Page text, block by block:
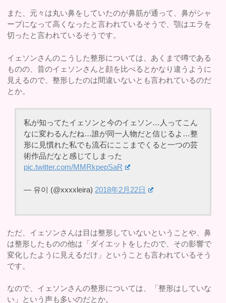
また、元々は丸い鼻をしていたのが鼻筋が通って、鼻がシャ
ープになって高くなったと言われているそうで、顎はエラを
切ったと言われているそうです。
イェソンさんのこうした整形については、あくまで噂である
ものの、昔のイェソンさんと顔を比べるとかなり違うように
見えるので、整形したのは間違いないとも言われているのだ
とか。
私が知ってたイェソンと今のイェソン…人ってこん
なに変わるんだね…誰が同一人物だと信じるよ…整
形に見慣れた私でも流石にここまでくると一つの芸
術作品だなと感じてしまった
pic.twitter.com/MMRkpepSaR
— 유이 (@xxxxleira) 2018年2月22日
ただ、イェソンさんは目は整形していないということや、鼻
は整形したものの他は「ダイエットをしたので、その影響で
変化したように見えるだけ」ということも言われているそう
です。
なので、イェソンさんの整形については、「整形はしていな
い」という声も多いのだとか。